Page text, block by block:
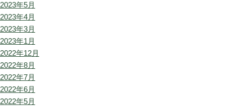
2023年5月
2023年4月
2023年3月
2023年1月
2022年12月
2022年8月
2022年7月
2022年6月
2022年5月